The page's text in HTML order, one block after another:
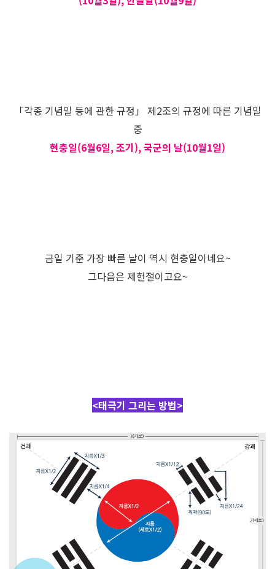
「각종 기념일 등에 관한 규정」 제2조의 규정에 따른 기념일
중
현충일(6월6일, 조기), 국군의 날(10월1일)
금일 기준 가장 빠른 날이 역시 현충일이네요~
그다음은 제헌절이고요~
<태극기 그리는 방법>